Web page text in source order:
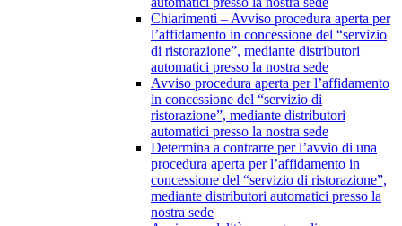
Chiarimenti – Avviso procedura aperta per
l’affidamento in concessione del “servizio
di ristorazione”, mediante distributori
automatici presso la nostra sede
Avviso procedura aperta per l’affidamento
in concessione del “servizio di
ristorazione”, mediante distributori
automatici presso la nostra sede
Determina a contrarre per l’avvio di una
procedura aperta per l’affidamento in
concessione del “servizio di ristorazione”,
mediante distributori automatici presso la
nostra sede